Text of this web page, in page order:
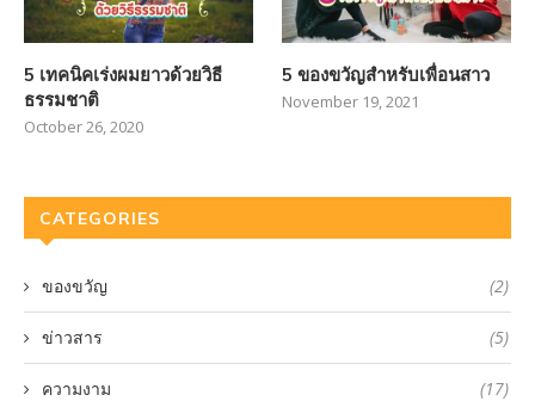
5 เทคนิคเร่งผมยาวด้วยวิธี
ธรรมชาติ
October 26, 2020
5 ของขวัญสำหรับเพื่อนสาว
November 19, 2021
CATEGORIES
ของขวัญ (2)
ข่าวสาร (5)
ความงาม (17)